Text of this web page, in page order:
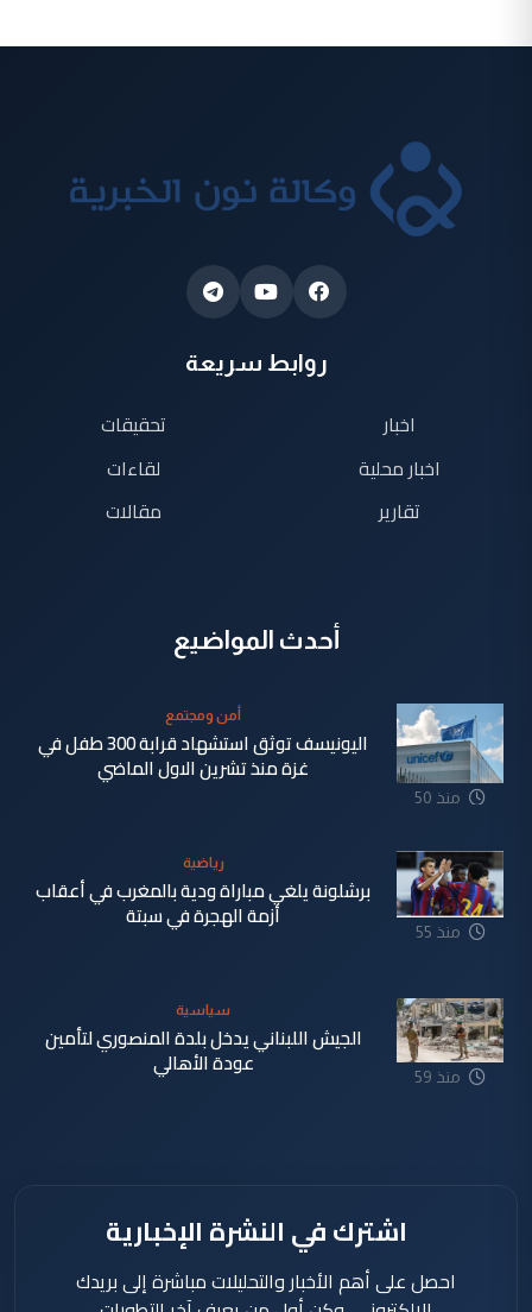
روابط سريعة
اخبار
اخبار محلية
تقارير
تحقيقات
لقاءات
مقالات
أحدث المواضيع
منذ 50
أمن ومجتمع
اليونيسف توثق استشهاد قرابة 300 طفل في
غزة منذ تشرين الاول الماضي
منذ 55
رياضية
برشلونة يلغي مباراة ودية بالمغرب في أعقاب
أزمة الهجرة في سبتة
منذ 59
سياسية
الجيش اللبناني يدخل بلدة المنصوري لتأمين
عودة الأهالي
اشترك في النشرة الإخبارية
احصل على أهم الأخبار والتحليلات مباشرة إلى بريدك